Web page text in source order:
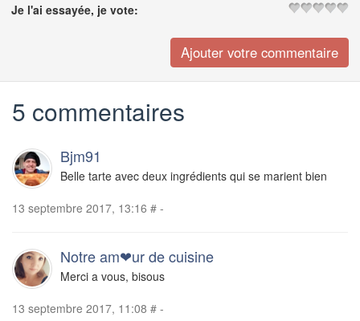
Je l'ai essayée, je vote:
5 commentaires
Bjm91
Belle tarte avec deux ingrédients qui se marient bien
13 septembre 2017, 13:16 # -
Notre am❤ur de cuisine
Merci a vous, bisous
13 septembre 2017, 11:08 # -